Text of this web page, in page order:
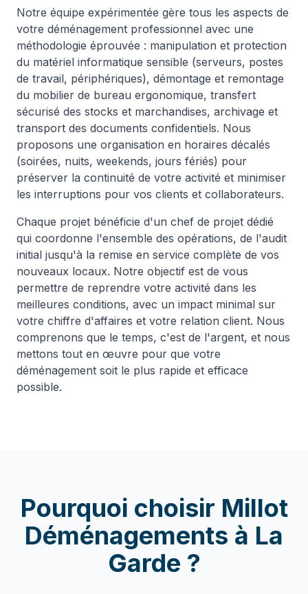
Notre équipe expérimentée gère tous les aspects de
votre déménagement professionnel avec une
méthodologie éprouvée : manipulation et protection
du matériel informatique sensible (serveurs, postes
de travail, périphériques), démontage et remontage
du mobilier de bureau ergonomique, transfert
sécurisé des stocks et marchandises, archivage et
transport des documents confidentiels. Nous
proposons une organisation en horaires décalés
(soirées, nuits, weekends, jours fériés) pour
préserver la continuité de votre activité et minimiser
les interruptions pour vos clients et collaborateurs.
Chaque projet bénéficie d'un chef de projet dédié
qui coordonne l'ensemble des opérations, de l'audit
initial jusqu'à la remise en service complète de vos
nouveaux locaux. Notre objectif est de vous
permettre de reprendre votre activité dans les
meilleures conditions, avec un impact minimal sur
votre chiffre d'affaires et votre relation client. Nous
comprenons que le temps, c'est de l'argent, et nous
mettons tout en œuvre pour que votre
déménagement soit le plus rapide et efficace
possible.
Pourquoi choisir Millot
Déménagements à La
Garde ?